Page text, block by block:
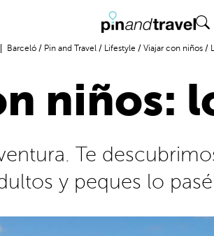
Barceló / Pin and Travel / Lifestyle / Viajar con niños /
niños:
Te
y peques lo